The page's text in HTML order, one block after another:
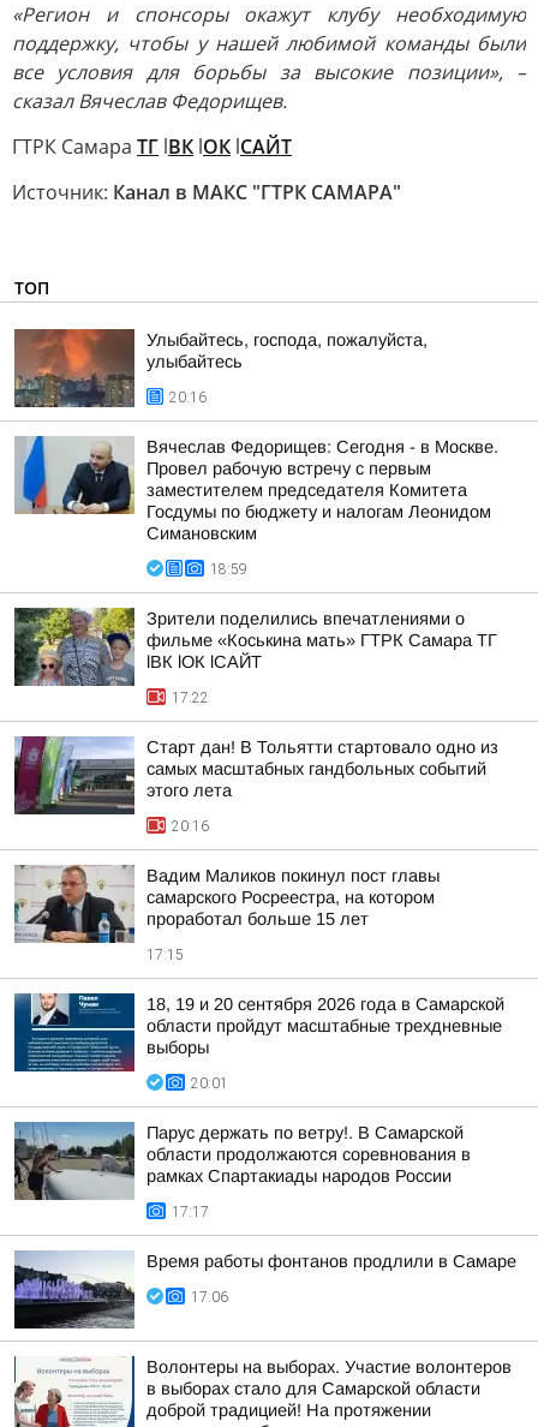
«Регион и спонсоры окажут клубу необходимую
поддержку, чтобы у нашей любимой команды были
все условия для борьбы за высокие позиции», –
сказал Вячеслав Федорищев.
ГТРК Самара ТГ lВК lОК lСАЙТ
Источник: Канал в МАКС "ГТРК САМАРА"
ТОП
Улыбайтесь, господа, пожалуйста,
улыбайтесь
20:16
Вячеслав Федорищев: Сегодня - в Москве.
Провел рабочую встречу с первым
заместителем председателя Комитета
Госдумы по бюджету и налогам Леонидом
Симановским
18:59
Зрители поделились впечатлениями о
фильме «Коськина мать» ГТРК Самара ТГ
lВК lОК lСАЙТ
17:22
Старт дан! В Тольятти стартовало одно из
самых масштабных гандбольных событий
этого лета
20:16
Вадим Маликов покинул пост главы
самарского Росреестра, на котором
проработал больше 15 лет
17:15
18, 19 и 20 сентября 2026 года в Самарской
области пройдут масштабные трехдневные
выборы
20:01
Парус держать по ветру!. В Самарской
области продолжаются соревнования в
рамках Спартакиады народов России
17:17
Время работы фонтанов продлили в Самаре
17:06
Волонтеры на выборах. Участие волонтеров
в выборах стало для Самарской области
доброй традицией! На протяжении